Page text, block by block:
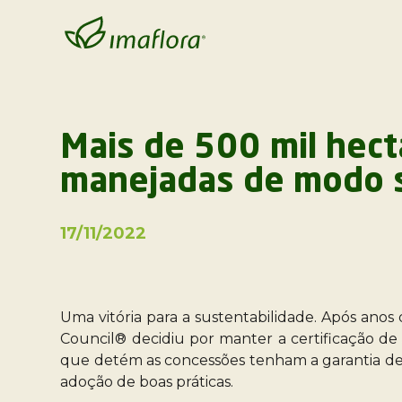
Mais de 500 mil
manejadas de modo
17/11/2022
Uma vitória para a sustentabilidade. Após
Council® decidiu por manter a certificação de
que detém as concessões tenham a garantia
adoção de boas práticas.